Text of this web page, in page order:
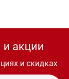
и акции
и скидках